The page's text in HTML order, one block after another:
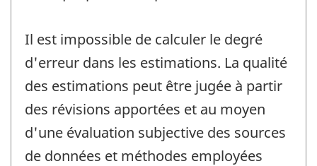
Il est impossible de calculer le degré
d'erreur dans les estimations. La qualité
des estimations peut être jugée à partir
des révisions apportées et au moyen
d'une évaluation subjective des sources
de données et méthodes employées